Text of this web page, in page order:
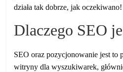
działa tak dobrze, jak oczekiwano!
Dlaczego SEO
SEO oraz pozycjonowanie jest to
witryny dla wyszukiwarek,